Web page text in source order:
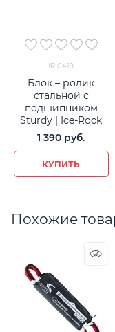
IR 0419
Блок – ролик
стальной с
подшипником
Sturdy | Ice-Rock
1 390 руб.
КУПИТЬ
Похожие